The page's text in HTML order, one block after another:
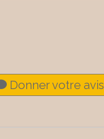
Donner votre avis